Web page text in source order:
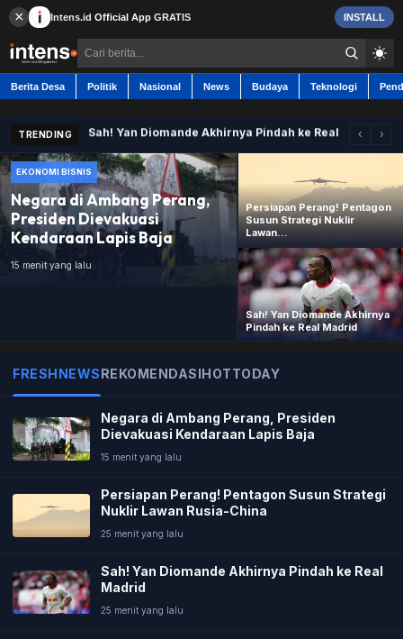
× Intens.id Official App GRATIS INSTALL
Berita Desa Politik Nasional News Budaya Teknologi
Berita Desa
Contact
Politik
Teknologi
Pendidikan
Hukum dan Kriminal
TRENDING
Negara di Ambang Perang, Presiden Dievakuasi
Persiapan Perang! Pentagon Susun Strategi Nuklir
Kejar Ekonomi 11%, Bank-Bank Milik Tetangga RI
‹ ›
EKONOMI BISNIS
Negara di Ambang Perang,
Presiden Dievakuasi
Kendaraan Lapis Baja
15 menit yang lalu
Persiapan Perang! Pentagon
Susun Strategi Nuklir
Lawan...
Sah! Yan Diomande Akhirnya
Pindah ke Real Madrid
FRESHNEWSREKOMENDASIHOTTODAY
Negara di Ambang Perang, Presiden
Dievakuasi Kendaraan Lapis Baja
15 menit yang lalu
Persiapan Perang! Pentagon Susun Strategi
Nuklir Lawan Rusia-China
25 menit yang lalu
Sah! Yan Diomande Akhirnya Pindah ke Real
Madrid
25 menit yang lalu